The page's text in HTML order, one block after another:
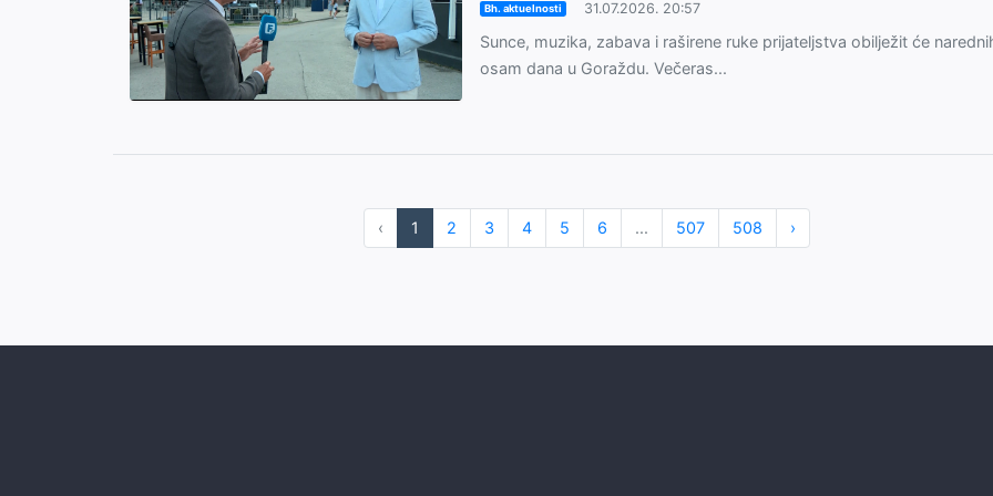
Bh. aktuelnosti 31.07.2026. 20:57
Sunce, muzika, zabava i raširene ruke prijateljstva obilježit će
osam dana u Goraždu. Večeras...
‹ 1 2 3 4 5 6 ... 507 508 ›